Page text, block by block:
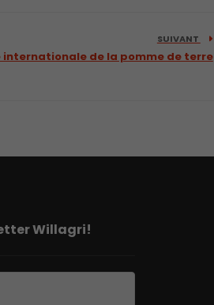
SUIVANT
internationale de la pomme de terre
Willagri!